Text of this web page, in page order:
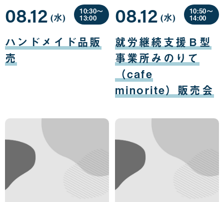
ハンドメイド品販
売
08.12
月
12
日
(水曜
日
)
10:30〜
13:00
就労継続支援Ｂ型
事業所みのりて
（cafe
minorite）販売会
08.12
月
12
日
(水曜
日
)
10:50〜
14:00